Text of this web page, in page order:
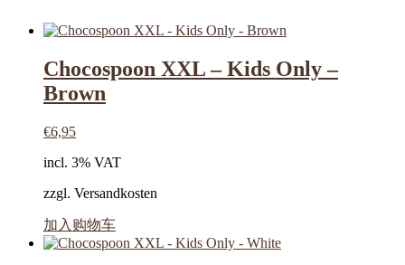
Chocospoon XXL – Kids Only –
Brown
€6,95
incl. 3% VAT
zzgl. Versandkosten
加入购物车